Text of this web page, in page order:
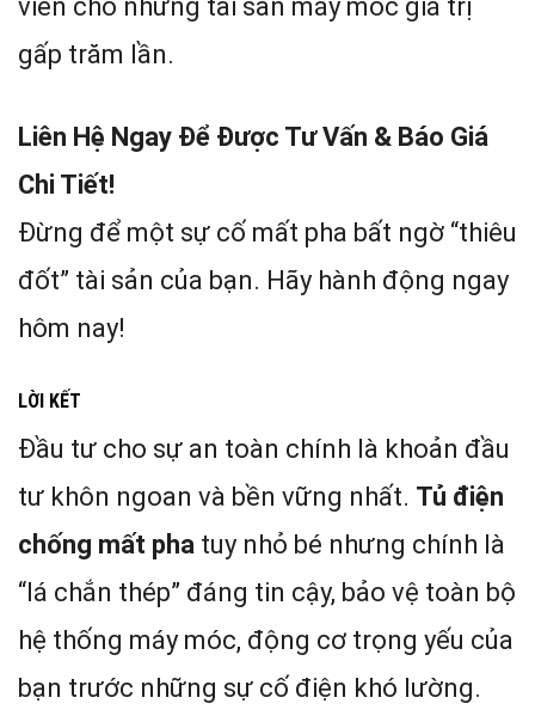
viễn cho những tài sản máy móc giá trị
gấp trăm lần.
Liên Hệ Ngay Để Được Tư Vấn & Báo Giá
Chi Tiết!
Đừng để một sự cố mất pha bất ngờ “thiêu
đốt” tài sản của bạn. Hãy hành động ngay
hôm nay!
LỜI KẾT
Đầu tư cho sự an toàn chính là khoản đầu
tư khôn ngoan và bền vững nhất. Tủ điện
chống mất pha tuy nhỏ bé nhưng chính là
“lá chắn thép” đáng tin cậy, bảo vệ toàn bộ
hệ thống máy móc, động cơ trọng yếu của
bạn trước những sự cố điện khó lường.